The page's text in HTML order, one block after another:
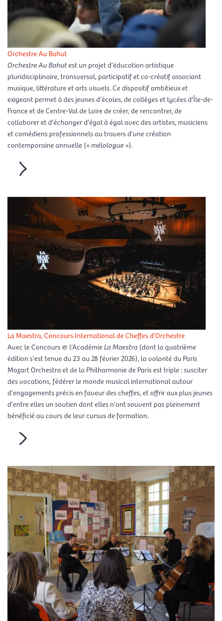
Orchestre Au Bahut
Orchestre Au Bahutest un projet d’éducation artistique
pluridisciplinaire, transversal, participatif et co-créatif associant
musique, littérature et arts visuels. Ce dispositif ambitieux et
exigeant permet à des jeunes d’écoles, de collèges et lycées d'Île-de-
France et de Centre-Val de Loire de créer, de rencontrer, de
collaborer et d’échanger d’égal à égal avec des artistes, musiciens
et comédiens professionnels au travers d’une création
contemporaine annuelle («mélologue»).
La Maestra, Concours International de Cheffes d’Orchestre
Avec le Concours & l’AcadémieLa Maestra(dont la quatrième
édition s'est tenue du 23 au 28 février 2026), la volonté du Paris
Mozart Orchestra et de la Philharmonie de Paris est triple : susciter
des vocations, fédérer le monde musical international autour
d’engagements précis en faveur des cheffes, et offrir aux plus jeunes
d’entre elles un soutien dont elles n’ont souvent pas pleinement
bénéficié au cours de leur cursus de formation.